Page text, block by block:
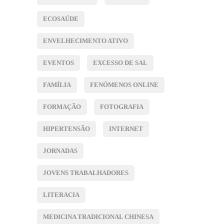
ECOSAÚDE
ENVELHECIMENTO ATIVO
EVENTOS EXCESSO DE SAL
FAMÍLIA FENÓMENOS ONLINE
FORMAÇÃO FOTOGRAFIA
HIPERTENSÃO INTERNET
JORNADAS
JOVENS TRABALHADORES
LITERACIA
MEDICINA TRADICIONAL CHINESA